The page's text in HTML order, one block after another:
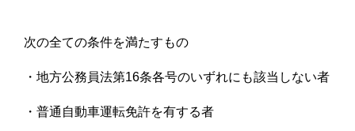
次の全ての条件を満たすもの
・地方公務員法第16条各号のいずれにも該当しない者
・普通自動車運転免許を有する者